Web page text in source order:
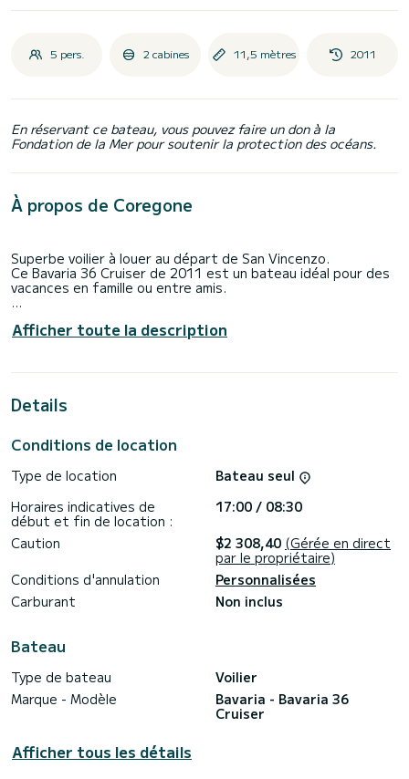
5 pers. 2 cabines 11,5 mètres 2011
En réservant ce bateau, vous pouvez faire un don à la
Fondation de la Mer pour soutenir la protection des océans.
À propos de Coregone
Superbe voilier à louer au départ de San Vincenzo.
Ce Bavaria 36 Cruiser de 2011 est un bateau idéal pour des
vacances en famille ou entre amis.
capacité d'embarcation de 5 personnes. Avec une longueur
sur l'eau dans les environs de San Vincenzo
Pour votre confort, Coregone possède 1 toilette avec
Ce bateau est équipé d'une Grand voile sur enrouleur et
équipements suivants : Pilote automatique, Moteur
Si vous avez des questions concernant le bateau ou les
conditions de location, vous pouvez envoyer un message via
la plateforme Samboat. Un conseiller SamBoat se chargera
Afficher toute la description
Details
Conditions de location
Type de location
Bateau seul
Horaires indicatives de
début et fin de location :
17:00 / 08:30
Caution
$2 308,40 (Gérée en direct
par le propriétaire)
Conditions d'annulation
Personnalisées
Carburant
Non inclus
Bateau
Type de bateau
Voilier
Marque - Modèle
Bavaria - Bavaria 36
Cruiser
Afficher tous les détails